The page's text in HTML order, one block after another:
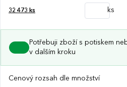
32 473 ks ks
Potřebuji zboží s potiskem
v dalším kroku
Cenový rozsah dle množství